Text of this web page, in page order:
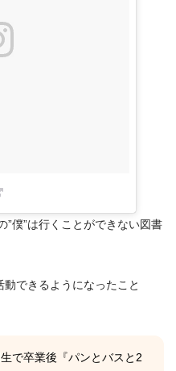
”僕”は行くことができない図書
動できるようになったこと
で卒業後『パンとバスと2